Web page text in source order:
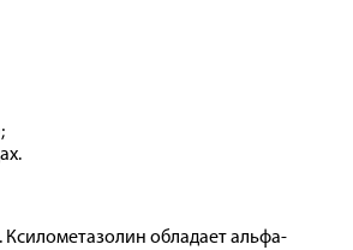
обладает альфа-